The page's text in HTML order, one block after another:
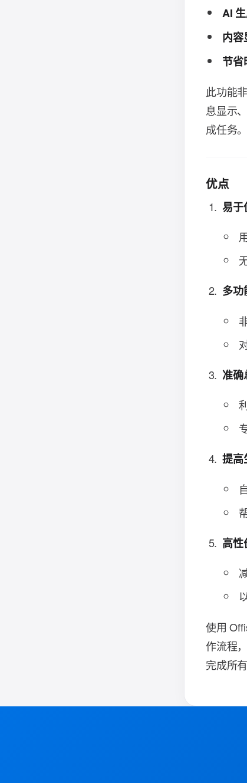
AI
内容
节省
此功能
息显示
成任务。
优点
易于
多功
准确
提高
高性
使用
作流程
完成所有